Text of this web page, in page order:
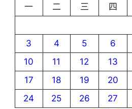
一
二 三 四
3
4 5 6
10
11 12 13
17
18 19 20
24
25 26 27